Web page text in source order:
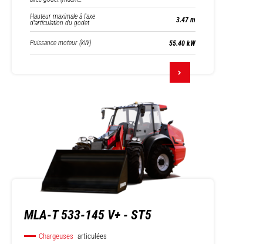
Hauteur maximale à l'axe
d'articulation du godet 3.47 m
Puissance moteur (kW) 55.40 kW
MLA-T 533-145 V+ - ST5
Chargeuses articulées